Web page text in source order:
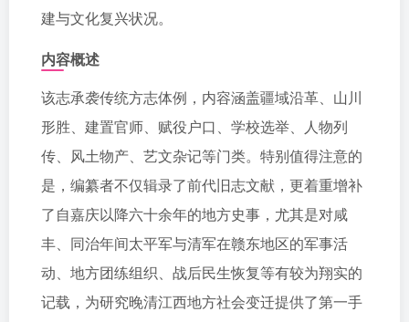
建与文化复兴状况。
内容概述
该志承袭传统方志体例，内容涵盖疆域沿革、山川
形胜、建置官师、赋役户口、学校选举、人物列
传、风土物产、艺文杂记等门类。特别值得注意的
是，编纂者不仅辑录了前代旧志文献，更着重增补
了自嘉庆以降六十余年的地方史事，尤其是对咸
丰、同治年间太平军与清军在赣东地区的军事活
动、地方团练组织、战后民生恢复等有较为翔实的
记载，为研究晚清江西地方社会变迁提供了第一手